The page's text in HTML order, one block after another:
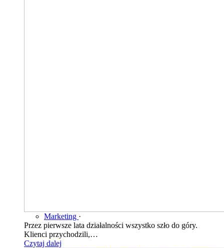
Marketing ·
Przez pierwsze lata działalności wszystko szło do góry.
Klienci przychodzili,…
Czytaj dalej